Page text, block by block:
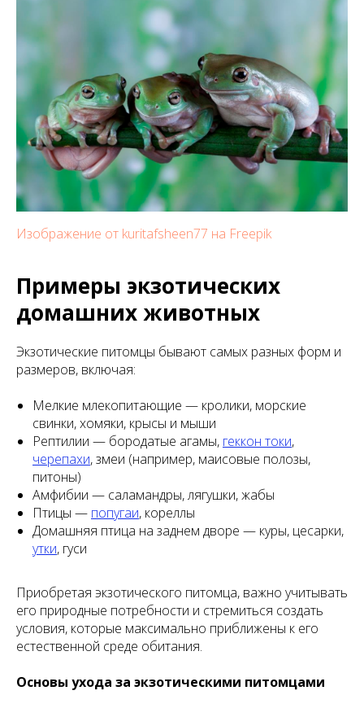
Изображение от kuritafsheen77 на Freepik
Примеры экзотических
домашних животных
Экзотические питомцы бывают самых разных форм и
размеров, включая:
Мелкие млекопитающие — кролики, морские
свинки, хомяки, крысы и мыши
Рептилии — бородатые агамы, геккон токи,
черепахи, змеи (например, маисовые полозы,
питоны)
Амфибии — саламандры, лягушки, жабы
Птицы — попугаи, кореллы
Домашняя птица на заднем дворе — куры, цесарки,
утки, гуси
Приобретая экзотического питомца, важно учитывать
его природные потребности и стремиться создать
условия, которые максимально приближены к его
естественной среде обитания.
Основы ухода за экзотическими питомцами